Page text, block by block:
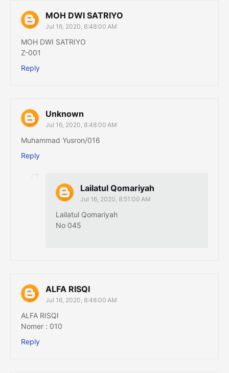
MOH DWI SATRIYO
Jul 16, 2020, 8:48:00 AM
MOH DWI SATRIYO
Z-001
Reply
Unknown
Jul 16, 2020, 8:48:00 AM
Muhammad Yusron/016
Reply
Lailatul Qomariyah
Jul 16, 2020, 8:51:00 AM
Lailatul Qomariyah
No 045
ALFA RISQI
Jul 16, 2020, 8:48:00 AM
ALFA RISQI
Nomer : 010
Reply